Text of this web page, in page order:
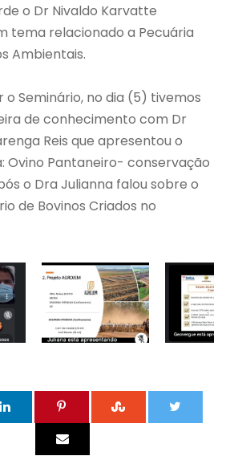
o Dr Nivaldo Karvatte
tema relacionado a Pecuária
Ambientais.
o Seminário, no dia (5) tivemos
de conhecimento com Dr
Reis que apresentou o
Ovino Pantaneiro- conservação
o Dra Julianna falou sobre o
de Bovinos Criados no